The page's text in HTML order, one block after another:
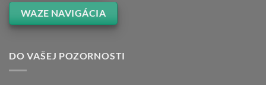
WAZE NAVIGÁCIA
DO VAŠEJ POZORNOSTI